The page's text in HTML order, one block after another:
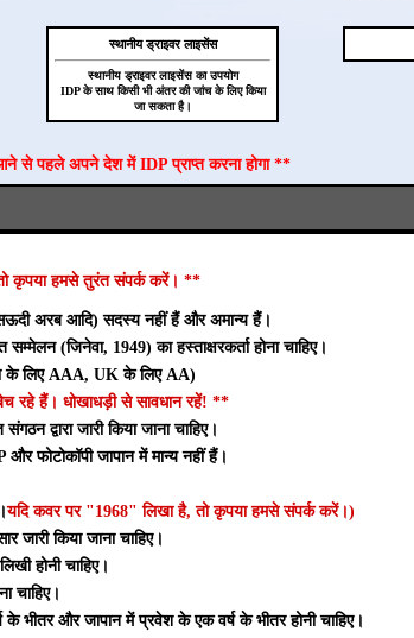
स्थानीय ड्राइवर लाइसेंस
स्थानीय ड्राइवर लाइसेंस का उपयोग
IDP के साथ किसी भी अंतर की जांच के लिए किया
जा सकता है।
से पहले अपने देश में IDP प्राप्त करना होगा **
कृपया हमसे तुरंत संपर्क करें। **
अरब आदि) सदस्य नहीं हैं और अमान्य हैं।
सम्मेलन (जिनेवा, 1949) का हस्ताक्षरकर्ता होना चाहिए।
के लिए AAA, UK के लिए AA)
रहे हैं। धोखाधड़ी से सावधान रहें! **
द्वारा जारी किया जाना चाहिए।
फोटोकॉपी जापान में मान्य नहीं हैं।
यदि कवर पर "1968" लिखा है, तो कृपया हमसे संपर्क करें।)
किया जाना चाहिए।
होनी चाहिए।
चाहिए।
भीतर और जापान में प्रवेश के एक वर्ष के भीतर होनी चाहिए।